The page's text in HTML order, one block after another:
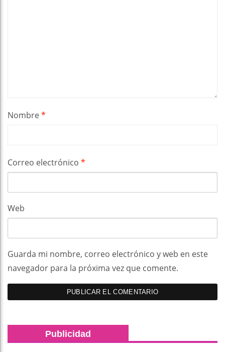
Nombre*
Correo electrónico *
Web
Guarda mi nombre, correo electrónico y web en este
navegador para la próxima vez que comente.
Publicidad